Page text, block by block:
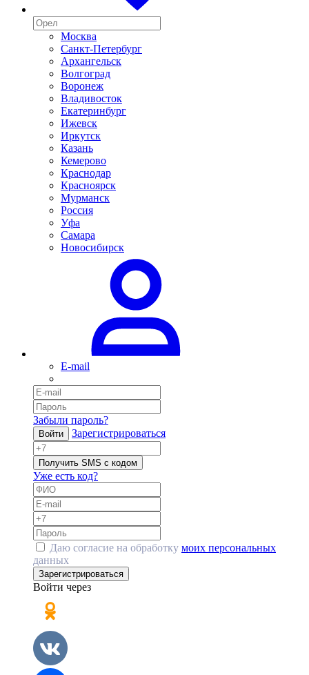
Москва
Санкт-Петербург
Архангельск
Волгоград
Воронеж
Владивосток
Екатеринбург
Ижевск
Иркутск
Казань
Кемерово
Краснодар
Красноярск
Мурманск
Россия
Уфа
Самара
Новосибирск
E-mail
Забыли пароль?
Войти Зарегистрироваться
Получить SMS с кодом
Уже есть код?
Даю согласие на обработку моих персональных
данных
Зарегистрироваться
Войти через